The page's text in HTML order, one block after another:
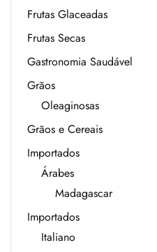
Frutas Glaceadas
Frutas Secas
Gastronomia Saudável
Grãos
Oleaginosas
Grãos e Cereais
Importados
Árabes
Madagascar
Importados
Italiano